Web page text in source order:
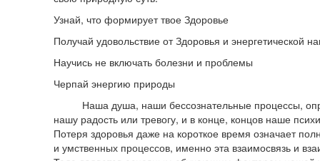
Узнай, что формирует твое Здоровье
Получай удовольствие от Здоровья и энергетической
Научись не включать болезни и проблемы
Черпай энергию природы
Наша душа, наши бессознательные процессы,
нашу радость или тревогу, и в конце, концов наше
Потеря здоровья даже на короткое время означает
и умственных процессов, именно эта взаимосвязь и